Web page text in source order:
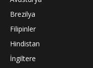
Brezilya
Filipinler
Hindistan
İngiltere